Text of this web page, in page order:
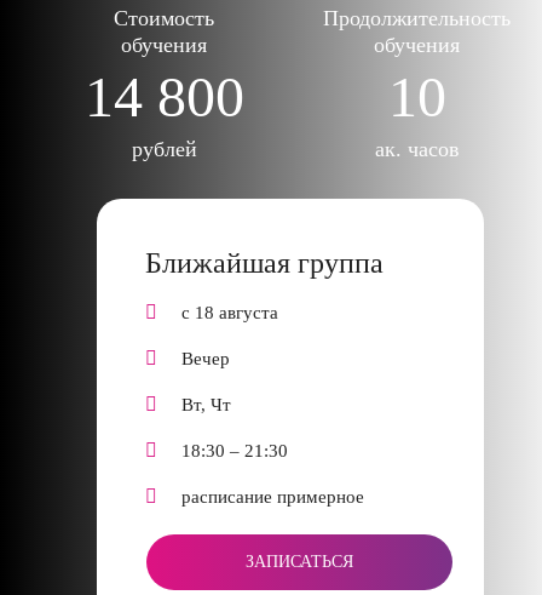
Стоимость
обучения
14 800
рублей
Продолжительность
обучения
10
ак. часов
Ближайшая группа
с 18 августа
Вечер
Вт, Чт
18:30 – 21:30
расписание примерное
ЗАПИСАТЬСЯ